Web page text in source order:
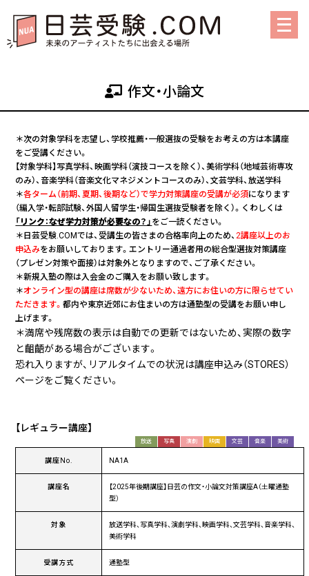
メ
ニ
く
作文・小論文
＊次の対象学科を志望し、学校推薦・一般選抜の受験をお考えの方は本講座
をご受講ください。
【対象学科】写真学科、映画学科（演技コースを除く）、美術学科（地域芸術専攻
のみ）、音楽学科（音楽文化マネジメントコースのみ）、文芸学科、放送学科
＊各ターム（前期、夏期、後期など）で学力対策講座の受講が必須になります
（編入学・転部試験、外国人留学生・帰国生選抜受験者を除く）。くわしくは
「リンク：なぜ学力対策が必要なの？」 をご一読ください。
＊日芸受験.COMでは、受講生の皆さまの合格率向上のため、2講座以上のお
申込みをお願いしております。エントリー通過者用の総合型選抜対策講座
（プレゼン対策や面接）は対象外となりますので、ご了承ください。
＊新規入塾の際は入会金のご購入をお願い致します。
＊オンライン型の講座は席数が少ないため、遠方にお住いの方に限らせてい
ただきます。都内や東京近郊にお住まいの方は通塾型の受講をお願い申し
上げます。
＊満席や残席数の表示は自動での更新ではないため、実際の数字
と齟齬がある場合がございます。
恐れ入りますが、リアルタイムでの状況は講座申込み（STORES）
ページをご覧ください。
【レギュラー講座】
放送 写真 演劇 映画 文芸 音楽 美術
講座No. NA1A
講座名
【2025年後期講座】日芸の作文・小論文対策講座A（土曜通塾
型）
対象
放送学科、写真学科、演劇学科、映画学科、文芸学科、音楽学科、
美術学科
受講方式 通塾型